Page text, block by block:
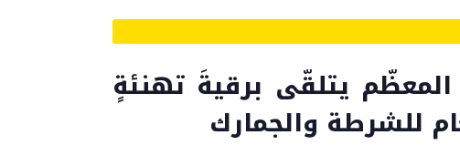
يتلقّى برقيةَ تهنئةٍ
للشرطة والجمارك